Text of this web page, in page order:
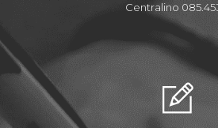
Centralino